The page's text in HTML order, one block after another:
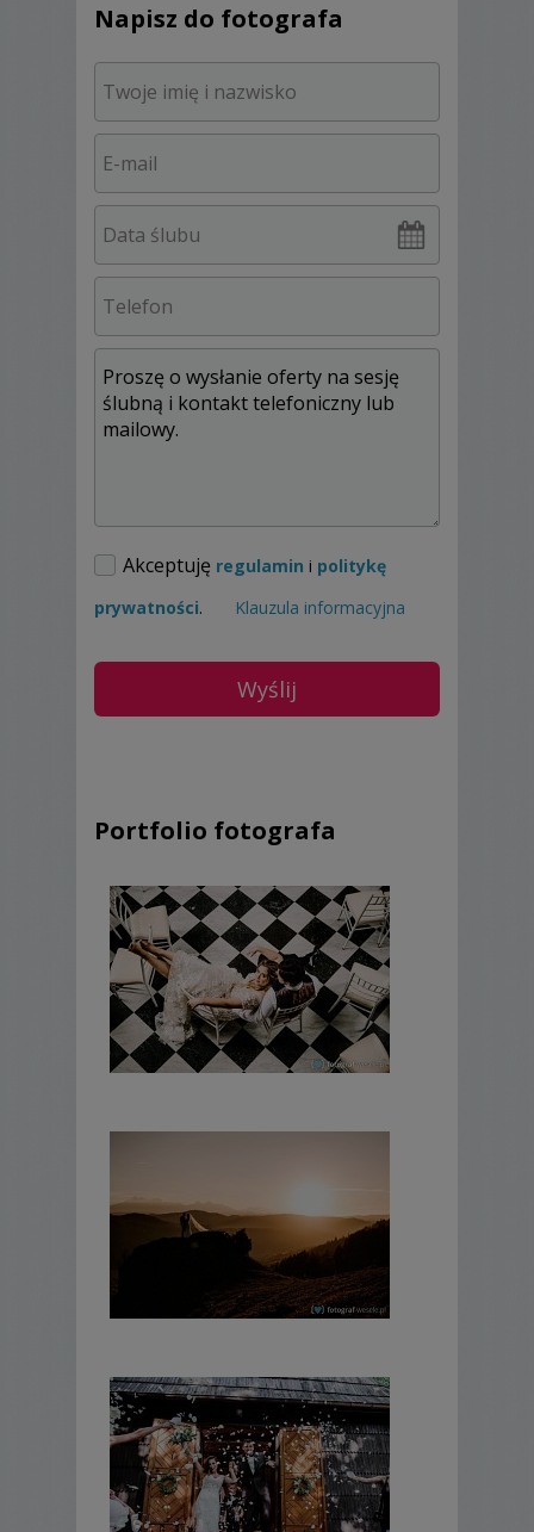
podacie datę i orientacyjną godzinę ,
miejsce ceremonii i wesela.
lepiej dopasowana do Waszych potrzeb.
Napisz do fotografa
Akceptuję regulamin i politykę
prywatności. Klauzula informacyjna
Portfolio fotografa